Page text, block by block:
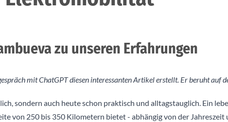
zu unseren Erfahrungen
mit ChatGPT diesen interessanten Artikel erstellt. Er beruht auf
sondern auch heute schon praktisch und alltagstauglich. Ein
von 250 bis 350 Kilometern bietet - abhängig von der